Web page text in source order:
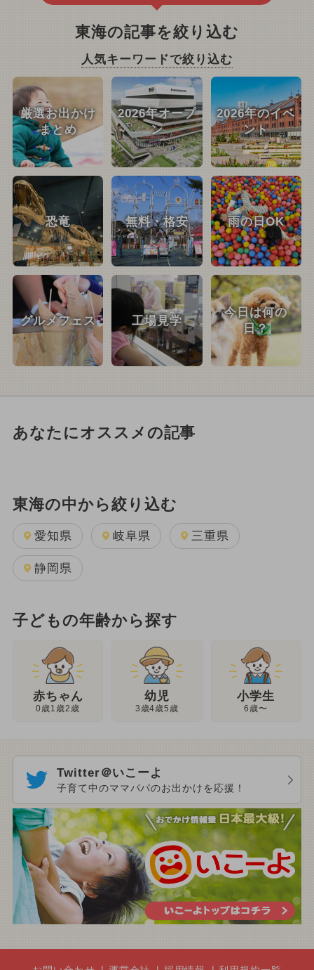
東海の記事を絞り込む
人気キーワードで絞り込む
厳選お出かけ
まとめ
2026年オープ
ン
2026年のイベ
ント
恐竜 無料・格安 雨の日OK
グルメフェス 工場見学
今日は何の
日？
あなたにオススメの記事
東海の中から絞り込む
愛知県 岐阜県 三重県
静岡県
子どもの年齢から探す
赤ちゃん
0歳1歳2歳
幼児
3歳4歳5歳
小学生
6歳〜
Twitter＠いこーよ
子育て中のママパパのお出かけを応援！